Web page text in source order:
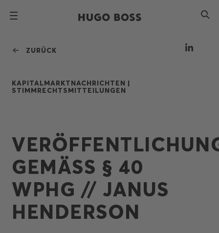
ZURÜCK
KAPITALMARKTNACHRICHTEN |
STIMMRECHTSMITTEILUNGEN
GEMÄSS § 40 W
PHG // JANUS H
ENDERSON